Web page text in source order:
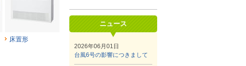
床置形
ニュース
2026年06月01日
台風6号の影響につきまして